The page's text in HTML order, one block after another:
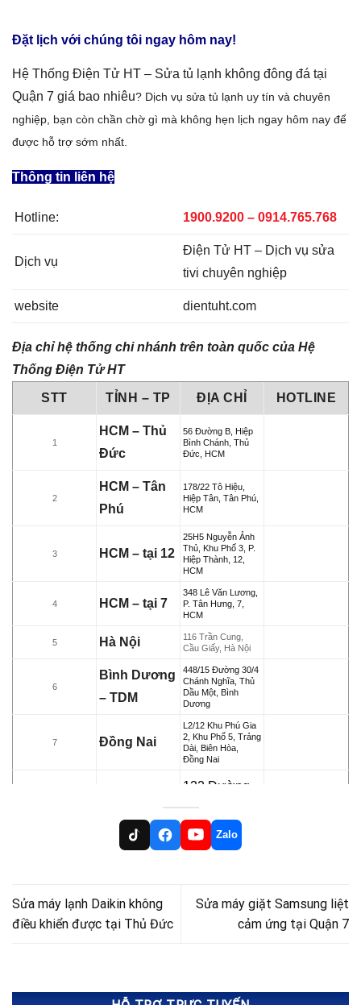
Đặt lịch với chúng tôi ngay hôm nay!
Hệ Thống Điện Tử HT – Sửa tủ lạnh không đông đá tại
Quận 7 giá bao nhiêu? Dịch vụ sửa tủ lạnh uy tín và chuyên
nghiệp, bạn còn chần chờ gì mà không hẹn lịch ngay hôm nay để
được hỗ trợ sớm nhất.
Thông tin liên hệ
Hotline: 1900.9200 – 0914.765.768
Dịch vụ
Điện Tử HT – Dịch vụ sửa
tivi chuyên nghiệp
website dientuht.com
Địa chỉ hệ thống chi nhánh trên toàn quốc của Hệ
Thống Điện Tử HT
STT TỈNH – TP ĐỊA CHỈ HOTLINE
1
HCM – Thủ
Đức
56 Đường B, Hiệp
Bình Chánh, Thủ
Đức, HCM
2
HCM – Tân
Phú
178/22 Tô Hiệu,
Hiệp Tân, Tân Phú,
HCM
3 HCM – tại 12
25H5 Nguyễn Ảnh
Thủ, Khu Phố 3, P.
Hiệp Thành, 12,
HCM
4 HCM – tại 7
348 Lê Văn Lương,
P. Tân Hưng, 7,
HCM
5 Hà Nội
116 Trần Cung,
Cầu Giấy, Hà Nội
6
Bình Dương
– TDM
448/15 Đường 30/4
Chánh Nghĩa, Thủ
Dầu Một, Bình
Dương
7 Đồng Nai
L2/12 Khu Phú Gia
2, Khu Phố 5, Trảng
Dài, Biên Hòa,
Đồng Nai
Cần Thơ
132 Đường
B25, KĐC
91B, P. An
Khánh, Ninh
Cần Thơ
33-23F Phạm Thái
10 Gia Lai
Bá, TP. Plei Ku, Gia
Zalo
Sửa máy lạnh Daikin không
điều khiển được tại Thủ Đức
Sửa máy giặt Samsung liệt
cảm ứng tại Quận 7